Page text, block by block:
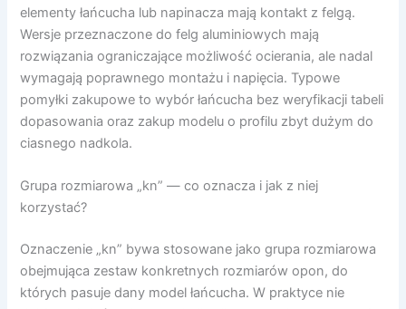
elementy łańcucha lub napinacza mają kontakt z felgą.
Wersje przeznaczone do felg aluminiowych mają
rozwiązania ograniczające możliwość ocierania, ale nadal
wymagają poprawnego montażu i napięcia. Typowe
pomyłki zakupowe to wybór łańcucha bez weryfikacji tabeli
dopasowania oraz zakup modelu o profilu zbyt dużym do
ciasnego nadkola.
Grupa rozmiarowa „kn” — co oznacza i jak z niej
korzystać?
Oznaczenie „kn” bywa stosowane jako grupa rozmiarowa
obejmująca zestaw konkretnych rozmiarów opon, do
których pasuje dany model łańcucha. W praktyce nie